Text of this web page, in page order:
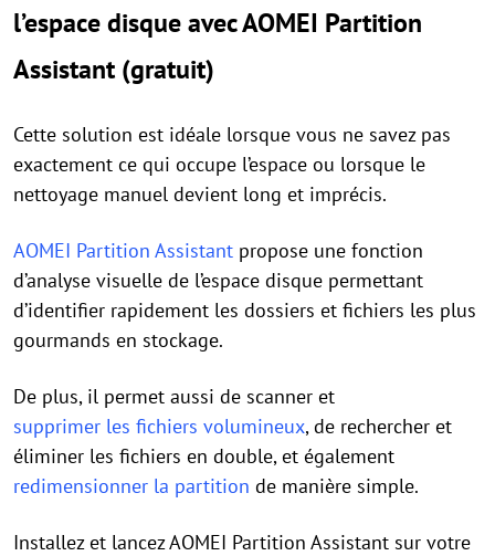
l’espace disque avec AOMEI Partition
Assistant (gratuit)
Cette solution est idéale lorsque vous ne savez pas
exactement ce qui occupe l’espace ou lorsque le
nettoyage manuel devient long et imprécis.
AOMEI Partition Assistant propose une fonction
d’analyse visuelle de l’espace disque permettant
d’identifier rapidement les dossiers et fichiers les plus
gourmands en stockage.
De plus, il permet aussi de scanner et
supprimer les fichiers volumineux, de rechercher et
éliminer les fichiers en double, et également
redimensionner la partition de manière simple.
Installez et lancez AOMEI Partition Assistant sur votre